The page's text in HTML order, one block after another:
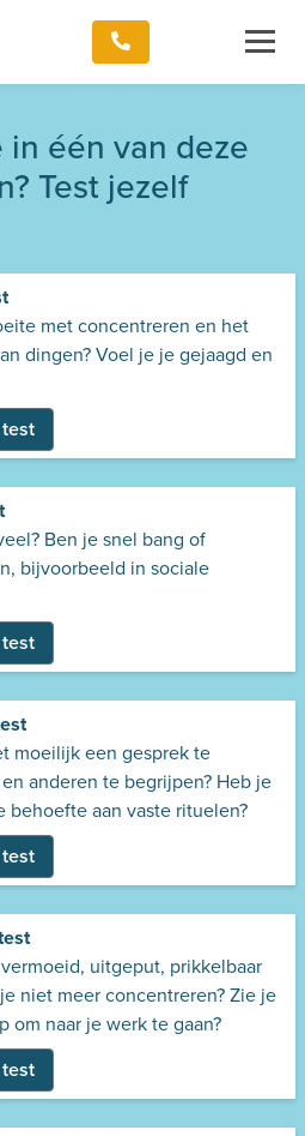
één van deze
Test jezelf
met concentreren en het
dingen? Voel je je gejaagd en
Ben je snel bang of
bijvoorbeeld in sociale
moeilijk een gesprek te
anderen te begrijpen? Heb je
behoefte aan vaste rituelen?
uitgeput, prikkelbaar
niet meer concentreren? Zie je
om naar je werk te gaan?